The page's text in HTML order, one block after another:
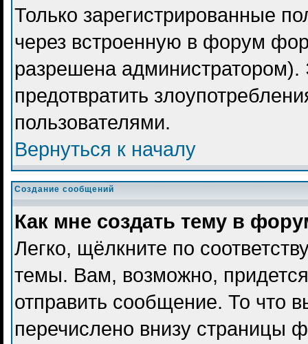
Только зарегистрированные
через встроенную в форум
разрешена
предотвратить
пользователями.
Вернуться к началу
Создание сообщений
Как мне создать тему в
Легко, щёлкните по
темы. Вам, возможно,
отправить сообщение. То что
перечислено внизу страницы